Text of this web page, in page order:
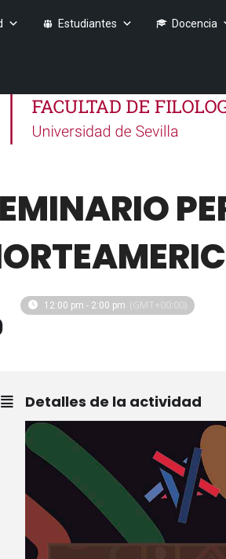
Estudiantes Docencia
12:00 pm - 2:00 pm (GMT+00:00)
Detalles de la actividad